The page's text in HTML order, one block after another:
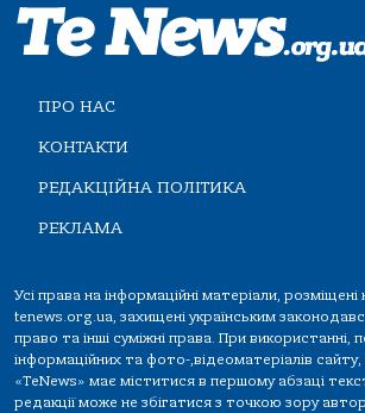
ПРО НАС
КОНТАКТИ
РЕДАКЦІЙНА ПОЛІТИКА
РЕКЛАМА
Усі права на інформаційні матеріали,
tenews.org.ua, захищені українським
право та інші суміжні права. При використанні,
інформаційних та фото-,відеоматеріалів сайту,
«TeNews» має міститися в першому абзаці
редакції може не збігатися з точкою зору